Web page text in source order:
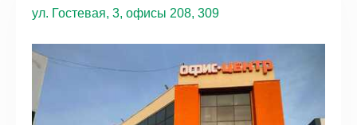
ул. Гостевая, 3, офисы 208, 309